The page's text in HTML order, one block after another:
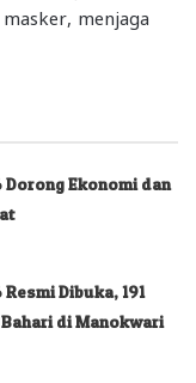
menjaga
Ekonomi dan
Dibuka, 191
di Manokwari